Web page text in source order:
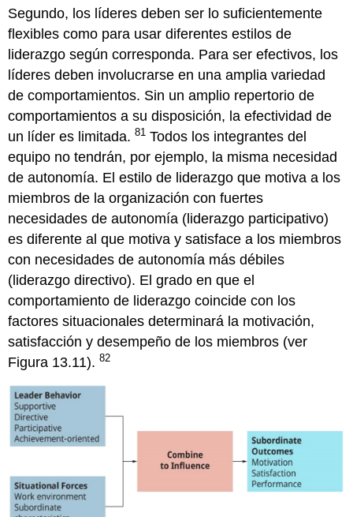
Segundo, los líderes deben ser lo suficientemente
flexibles como para usar diferentes estilos de
liderazgo según corresponda. Para ser efectivos, los
líderes deben involucrarse en una amplia variedad
de comportamientos. Sin un amplio repertorio de
comportamientos a su disposición, la efectividad de
un líder es limitada.81 Todos los integrantes del
equipo no tendrán, por ejemplo, la misma necesidad
de autonomía. El estilo de liderazgo que motiva a los
miembros de la organización con fuertes
necesidades de autonomía (liderazgo participativo)
es diferente al que motiva y satisface a los miembros
con necesidades de autonomía más débiles
(liderazgo directivo). El grado en que el
comportamiento de liderazgo coincide con los
factores situacionales determinará la motivación,
satisfacción y desempeño de los miembros (ver
Figura 13.11).82